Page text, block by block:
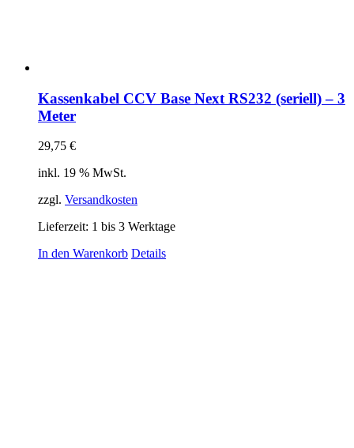
Kassenkabel CCV Base Next RS232 (seriell) – 3
Meter
29,75 €
inkl. 19 % MwSt.
zzgl. Versandkosten
Lieferzeit: 1 bis 3 Werktage
In den Warenkorb Details